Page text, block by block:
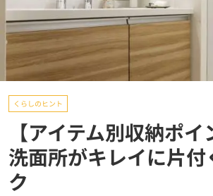
くらしのヒント
【アイテム別収納ポイ
洗面所がキレイに片付
ク